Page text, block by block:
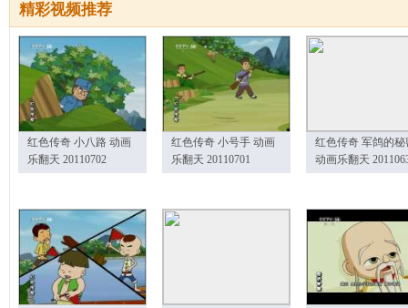
精彩视频推荐
红色传奇 小八路 动画
乐翻天 20110702
红色传奇 小号手 动画
乐翻天 20110701
红色传奇 军鸽的秘
动画乐翻天